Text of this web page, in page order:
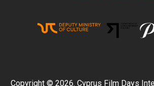
Copyright © 2026. Cyprus Film Days